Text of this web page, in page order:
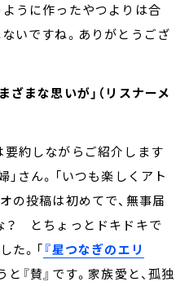
うに作ったやつよりは合
いですね。ありがとうござ
ざまな思いが」（リスナーメ
要約しながらご紹介します
」さん。「いつも楽しくアト
の投稿は初めてで、無事届
？ とちょっとドキドキで
た。「『星つなぎのエリ
『賛』です。家族愛と、孤独